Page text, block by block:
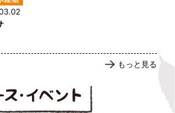
もっと見る